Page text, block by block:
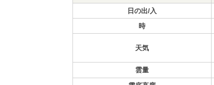
日の出/入
時
天気
雲量